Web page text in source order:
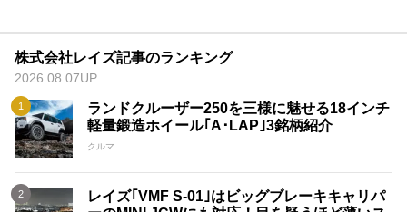
株式会社レイズ記事のランキング
2026.08.07UP
ランドクルーザー250を三様に魅せる18インチ
軽量鍛造ホイール｢A･LAP｣3銘柄紹介
クルマ
レイズ｢VMF S-01｣はビッグブレーキキャリパ